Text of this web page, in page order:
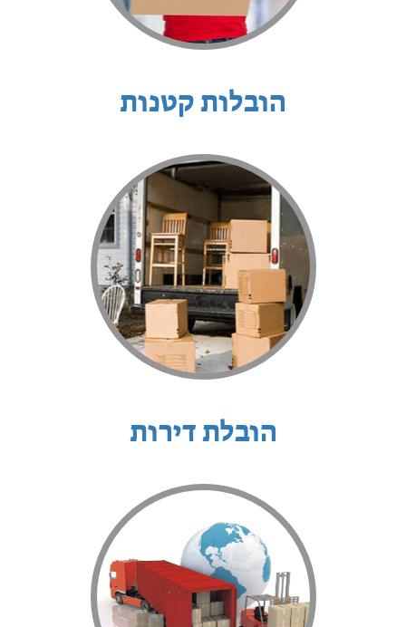
הובלות קטנות
הובלת דירות